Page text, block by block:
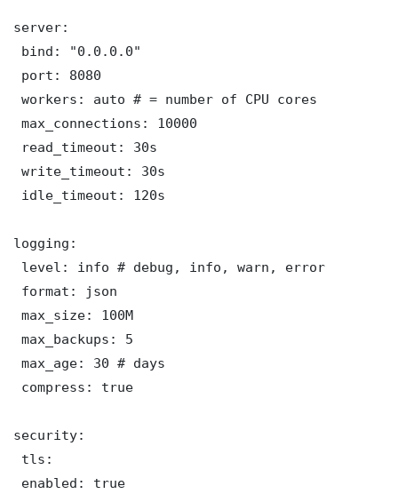
server:
bind: "0.0.0.0"
port: 8080
workers: auto # = number of CPU cores
max_connections: 10000
read_timeout: 30s
write_timeout: 30s
idle_timeout: 120s
logging:
level: info # debug, info, warn, error
format: json
max_size: 100M
max_backups: 5
max_age: 30 # days
compress: true
security:
tls:
enabled: true